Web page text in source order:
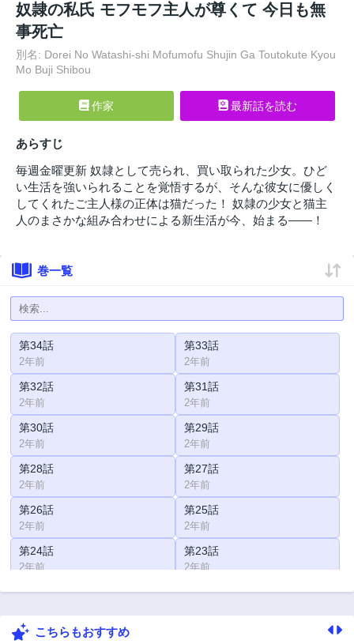
奴隷の私氏 モフモフ主人が尊くて 今日も無
事死亡
別名: Dorei No Watashi-shi Mofumofu Shujin Ga Toutokute Kyou
Mo Buji Shibou
作家 最新話を読む
あらすじ
毎週金曜更新 奴隷として売られ、買い取られた少女。ひど
い生活を強いられることを覚悟するが、そんな彼女に優しく
してくれたご主人様の正体は猫だった！ 奴隷の少女と猫主
人のまさかな組み合わせによる新生活が今、始まる――！
巻一覧
第34話
2年前
第33話
2年前
第32話
2年前
第31話
2年前
第30話
2年前
第29話
2年前
第28話
2年前
第27話
2年前
第26話
2年前
第25話
2年前
第24話
2年前
第23話
2年前
第22話 第21話
第20話こちらもおすすめ